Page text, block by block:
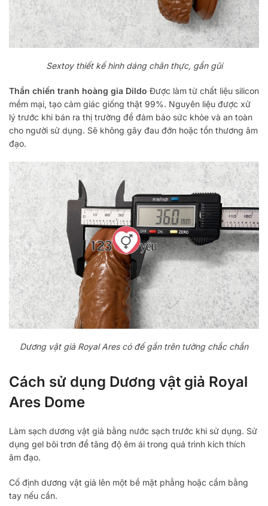
Sextoy thiết kế hình dáng chân thực, gần gũi
Thần chiến tranh hoàng gia Dildo Được làm từ chất liệu silicon
mềm mại, tạo cảm giác giống thật 99%. Nguyên liệu được xử
lý trước khi bán ra thị trường để đảm bảo sức khỏe và an toàn
cho người sử dụng. Sẽ không gây đau đớn hoặc tổn thương âm
đạo.
Dương vật giả Royal Ares có đế gắn trên tường chắc chắn
Cách sử dụng Dương vật giả Royal
Ares Dome
Làm sạch dương vật giả bằng nước sạch trước khi sử dụng. Sử
dụng gel bôi trơn để tăng độ êm ái trong quá trình kích thích
âm đạo.
Cố định dương vật giả lên một bề mặt phẳng hoặc cầm bằng
tay nếu cần.